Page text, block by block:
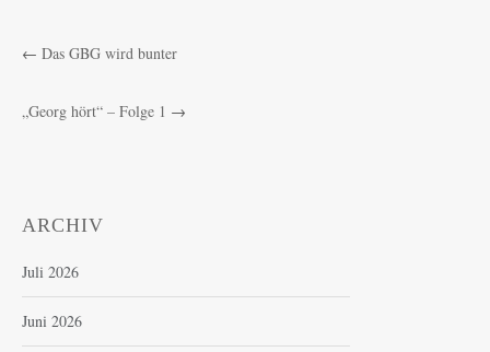
← Das GBG wird bunter
„Georg hört“ – Folge 1 →
ARCHIV
Juli 2026
Juni 2026